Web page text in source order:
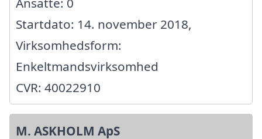
Startdato: 14. november 2018,
Virksomhedsform:
Enkeltmandsvirksomhed
CVR: 40022910
M. ASKHOLM ApS